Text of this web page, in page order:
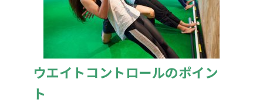
ウエイトコントロールのポイン
ト